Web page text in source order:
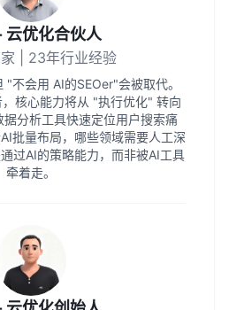
云优化合伙人
| 23年行业经验
"不会用 AI的SEOer"会被取代。
核心能力将从 "执行优化" 转向
分析工具快速定位用户搜索痛
批量布局，哪些领域需要人工深
过AI的策略能力，而非被AI工具
牵着走。